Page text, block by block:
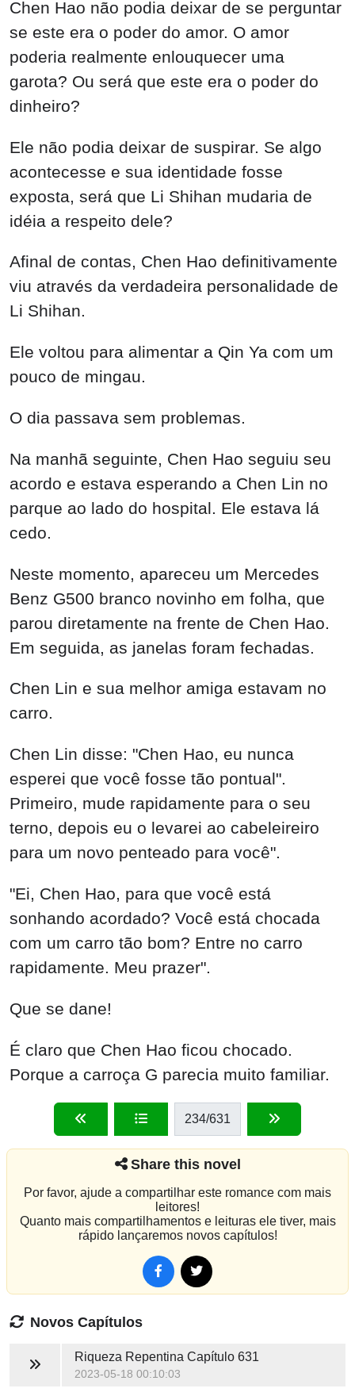
Chen Hao não podia deixar de se perguntar
se este era o poder do amor. O amor
poderia realmente enlouquecer uma
garota? Ou será que este era o poder do
dinheiro?
Ele não podia deixar de suspirar. Se algo
acontecesse e sua identidade fosse
exposta, será que Li Shihan mudaria de
idéia a respeito dele?
Afinal de contas, Chen Hao definitivamente
viu através da verdadeira personalidade de
Li Shihan.
Ele voltou para alimentar a Qin Ya com um
pouco de mingau.
O dia passava sem problemas.
Na manhã seguinte, Chen Hao seguiu seu
acordo e estava esperando a Chen Lin no
parque ao lado do hospital. Ele estava lá
cedo.
Neste momento, apareceu um Mercedes
Benz G500 branco novinho em folha, que
parou diretamente na frente de Chen Hao.
Em seguida, as janelas foram fechadas.
Chen Lin e sua melhor amiga estavam no
carro.
Chen Lin disse: "Chen Hao, eu nunca
esperei que você fosse tão pontual".
Primeiro, mude rapidamente para o seu
terno, depois eu o levarei ao cabeleireiro
para um novo penteado para você".
"Ei, Chen Hao, para que você está
sonhando acordado? Você está chocada
com um carro tão bom? Entre no carro
rapidamente. Meu prazer".
Que se dane!
É claro que Chen Hao ficou chocado.
Porque a carroça G parecia muito familiar.
234/631
Share this novel
Por favor, ajude a compartilhar este romance com mais
leitores!
Quanto mais compartilhamentos e leituras ele tiver, mais
rápido lançaremos novos capítulos!
Novos Capítulos
Riqueza Repentina Capítulo 631
2023-05-18 00:10:03